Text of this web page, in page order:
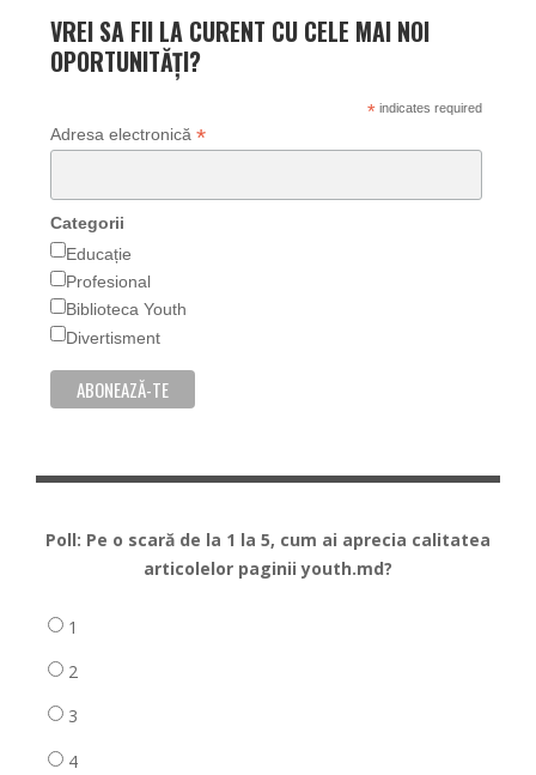
VREI SA FII LA CURENT CU CELE MAI NOI
OPORTUNITĂȚI?
*indicates required
Adresa electronică *
Categorii
Educație
Profesional
Biblioteca Youth
Divertisment
Poll: Pe o scară de la 1 la 5, cum ai aprecia calitatea
articolelor paginii youth.md?
1
2
3
4